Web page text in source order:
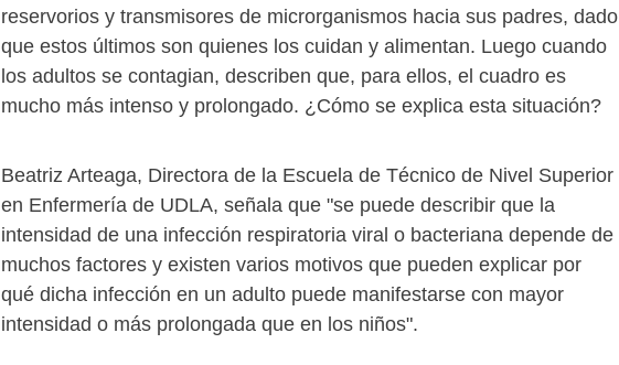
reservorios y transmisores de microrganismos hacia sus padres, dado
que estos últimos son quienes los cuidan y alimentan. Luego cuando
los adultos se contagian, describen que, para ellos, el cuadro es
mucho más intenso y prolongado. ¿Cómo se explica esta situación?
Beatriz Arteaga, Directora de la Escuela de Técnico de Nivel Superior
en Enfermería de UDLA, señala que "se puede describir que la
intensidad de una infección respiratoria viral o bacteriana depende de
muchos factores y existen varios motivos que pueden explicar por
qué dicha infección en un adulto puede manifestarse con mayor
intensidad o más prolongada que en los niños".